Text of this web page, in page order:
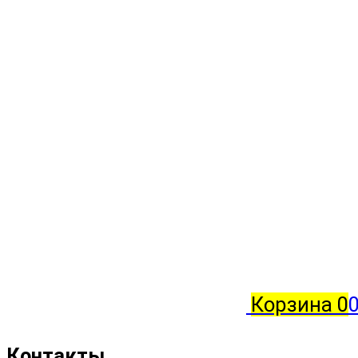
Корзина 0